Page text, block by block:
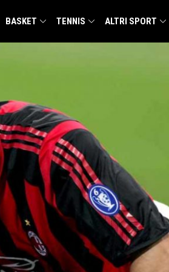
BASKET TENNIS ALTRI SPORT